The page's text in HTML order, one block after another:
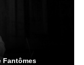
Fantômes